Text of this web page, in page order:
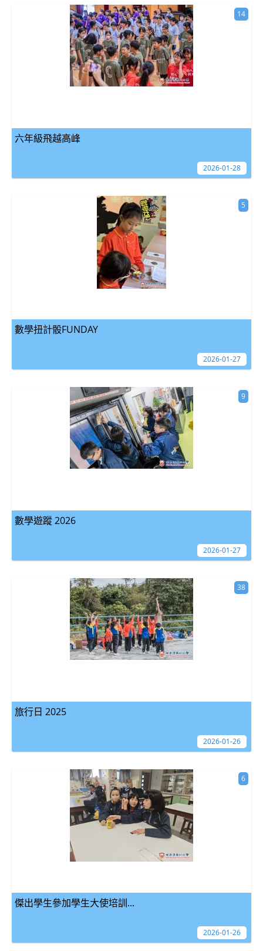
六年級飛越高峰
14
2026-01-28
數學扭計骰FUNDAY
5
2026-01-27
數學遊蹤 2026
9
2026-01-27
旅行日 2025
38
2026-01-26
傑出學生參加學生大使培訓...
6
2026-01-26